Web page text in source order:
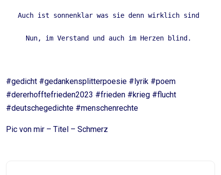
Auch ist sonnenklar was sie denn wirklich sind
Nun, im Verstand und auch im Herzen blind.
#gedicht #gedankensplitterpoesie #lyrik #poem
#dererhofftefrieden2023 #frieden #krieg #flucht
#deutschegedichte #menschenrechte
Pic von mir – Titel – Schmerz